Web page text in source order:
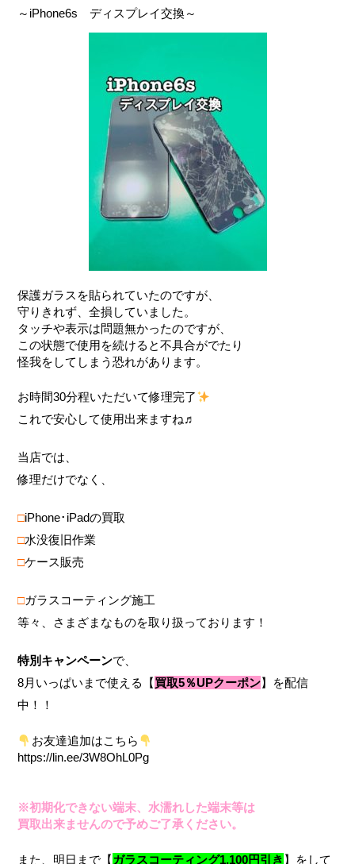
～iPhone6s ディスプレイ交換～
保護ガラスを貼られていたのですが、
守りきれず、全損していました。
タッチや表示は問題無かったのですが、
この状態で使用を続けると不具合がでたり
怪我をしてしまう恐れがあります。
お時間30分程いただいて修理完了
これで安心して使用出来ますね♬
当店では、
修理だけでなく、
□iPhone･iPadの買取
□水没復旧作業
□ケース販売
□ガラスコーティング施工
等々、さまざまなものを取り扱っております！
特別キャンペーンで、
8月いっぱいまで使える【買取5％UPクーポン】を配信
中！！
お友達追加はこちら
https://lin.ee/3W8OhL0Pg
※初期化できない端末、水濡れした端末等は
買取出来ませんので予めご了承ください。
また、明日まで【ガラスコーティング1,100円引き 】をして